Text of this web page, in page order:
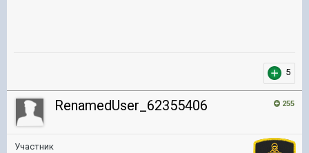
5
255
RenamedUser_62355406
Участник